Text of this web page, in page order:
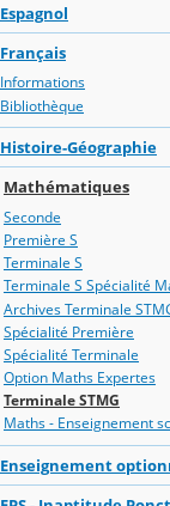
Espagnol
Français
Informations
Bibliothèque
Histoire-Géographie
Mathématiques
Seconde
Première S
Terminale S
Terminale S Spécialité
Archives Terminale
Spécialité Première
Spécialité Terminale
Option Maths Expertes
Terminale STMG
Maths - Enseignement
Enseignement